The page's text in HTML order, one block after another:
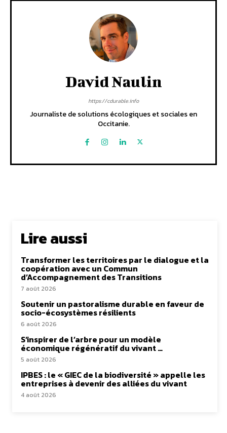
David Naulin
https://cdurable.info
Journaliste de solutions écologiques et sociales en
Occitanie.
Lire aussi
Transformer les territoires par le dialogue et la
coopération avec un Commun
d’Accompagnement des Transitions
7 août 2026
Soutenir un pastoralisme durable en faveur de
socio-écosystèmes résilients
6 août 2026
S’inspirer de l’arbre pour un modèle
économique régénératif du vivant …
5 août 2026
IPBES : le « GIEC de la biodiversité » appelle les
entreprises à devenir des alliées du vivant
4 août 2026